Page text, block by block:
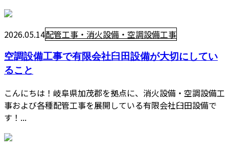
2026.05.14配管工事・消火設備・空調設備工事
空調設備工事で有限会社臼田設備が大切にしてい
ること
こんにちは！岐阜県加茂郡を拠点に、消火設備・空調設備工
事および各種配管工事を展開している有限会社臼田設備で
す！...